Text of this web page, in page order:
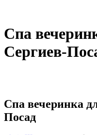
Спа
Сергиев-
Спа вечеринка
Посад